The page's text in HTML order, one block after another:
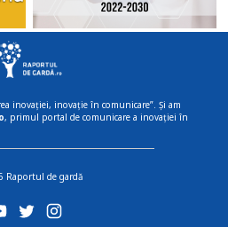
inovației, inovație în comunicare”. Și am
, primul portal de comunicare a inovației în
Raportul de gardă